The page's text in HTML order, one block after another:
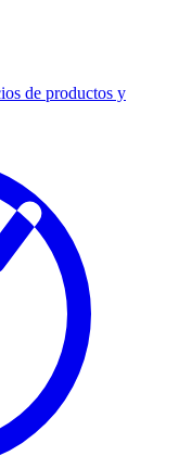
de productos y